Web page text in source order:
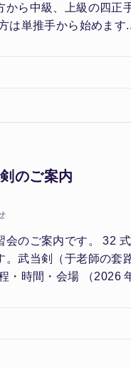
から中級、上級の四正
は単推手から始めます
のご案内
会のご案内です。 32
。武当剣（于老師の
時間・会場 （2026